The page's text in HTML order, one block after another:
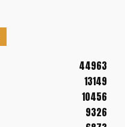
44963
13149
10456
9326